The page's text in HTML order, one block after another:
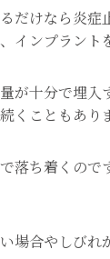
だけなら炎
インプラント
が十分で埋
くこともあり
落ち着くの
場合やしび